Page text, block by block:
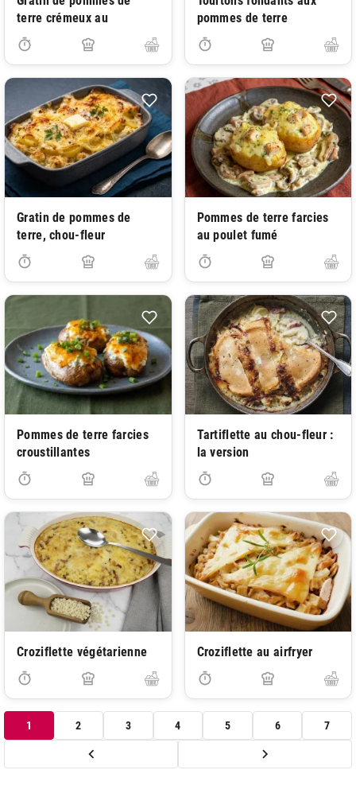
terre crémeux au
pommes de terre
Gratin de pommes de
terre, chou-fleur
Pommes de terre farcies
au poulet fumé
Pommes de terre farcies
croustillantes
Tartiflette au chou-fleur :
la version
Croziflette végétarienne Croziflette au airfryer
1 2 3 4 5 6 7